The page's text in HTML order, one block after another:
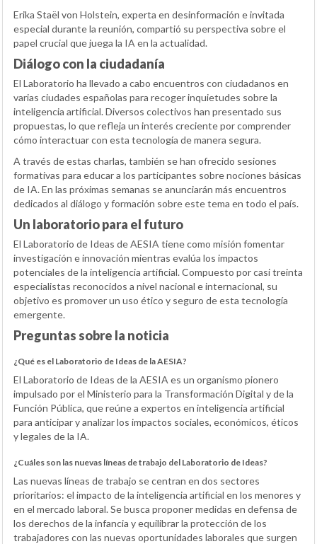
Erika Staël von Holstein, experta en desinformación e invitada
especial durante la reunión, compartió su perspectiva sobre el
papel crucial que juega la IA en la actualidad.
Diálogo con la ciudadanía
El Laboratorio ha llevado a cabo encuentros con ciudadanos en
varias ciudades españolas para recoger inquietudes sobre la
inteligencia artificial. Diversos colectivos han presentado sus
propuestas, lo que refleja un interés creciente por comprender
cómo interactuar con esta tecnología de manera segura.
A través de estas charlas, también se han ofrecido sesiones
formativas para educar a los participantes sobre nociones básicas
de IA. En las próximas semanas se anunciarán más encuentros
dedicados al diálogo y formación sobre este tema en todo el país.
Un laboratorio para el futuro
El Laboratorio de Ideas de AESIA tiene como misión fomentar
investigación e innovación mientras evalúa los impactos
potenciales de la inteligencia artificial. Compuesto por casi treinta
especialistas reconocidos a nivel nacional e internacional, su
objetivo es promover un uso ético y seguro de esta tecnología
emergente.
Preguntas sobre la noticia
¿Qué es el Laboratorio de Ideas de la AESIA?
El Laboratorio de Ideas de la AESIA es un organismo pionero
impulsado por el Ministerio para la Transformación Digital y de la
Función Pública, que reúne a expertos en inteligencia artificial
para anticipar y analizar los impactos sociales, económicos, éticos
y legales de la IA.
¿Cuáles son las nuevas líneas de trabajo del Laboratorio de Ideas?
Las nuevas líneas de trabajo se centran en dos sectores
prioritarios: el impacto de la inteligencia artificial en los menores y
en el mercado laboral. Se busca proponer medidas en defensa de
los derechos de la infancia y equilibrar la protección de los
trabajadores con las nuevas oportunidades laborales que surgen